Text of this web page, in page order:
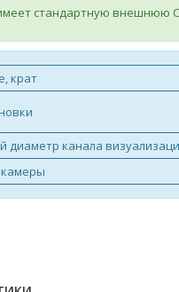
стандартную внешнюю
крат
диаметр канала